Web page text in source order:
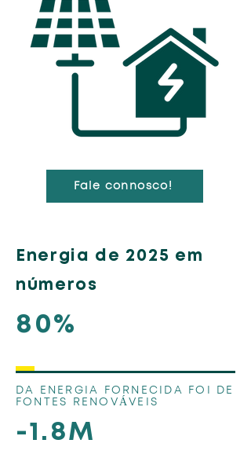
Fale connosco!
Energia de 2025 em
números
80%
DA ENERGIA FORNECIDA FOI DE
FONTES RENOVÁVEIS
-1.8M